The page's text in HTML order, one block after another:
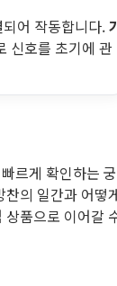
어 작동합니다.
신호를 초기에 관
르게 확인하는 궁
찬의 일간과 어떻
상품으로 이어갈